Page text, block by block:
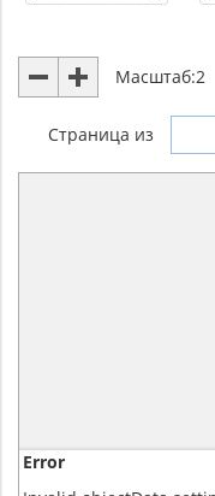
Масштаб:2
Страница из
Error